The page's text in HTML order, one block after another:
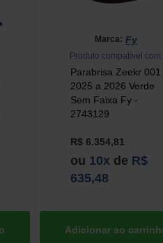
Marca: Fy
Produto compatível com:
Parabrisa Zeekr 001
2025 a 2026 Verde
Sem Faixa Fy -
2743129
R$ 6.354,81
ou 10x de R$
635,48